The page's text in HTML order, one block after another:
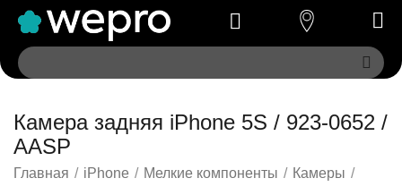
Камера задняя iPhone 5S / 923-0652 /
AASP
Главная / iPhone / Мелкие компоненты / Камеры /